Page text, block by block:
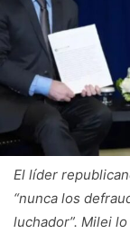
El líder
“nunca los
luchador”. Milei